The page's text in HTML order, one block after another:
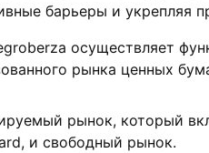
барьеры и укрепляя
осуществляет
рынка ценных
рынок, который
и свободный рынок.